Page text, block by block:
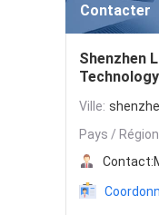
Contacter
Shenzhen
Ville:
Pays /
Contact: